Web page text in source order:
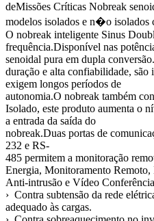
deMissões Críticas Nobreak
modelos isolados e n�o
O nobreak inteligente Sinus
frequência.Disponível nas
senoidal pura em dupla
duração e alta confiabilidade, são
exigem longos períodos de
autonomia.O nobreak também
Isolado, este produto aumenta o
a entrada da saída do
nobreak.Duas portas de
232 e RS-
485 permitem a monitoração
Energia, Monitoramento
Anti-intrusão e Vídeo
› Contra subtensão da rede
adequado às cargas.